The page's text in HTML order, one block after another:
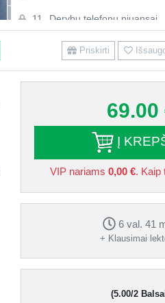
11. Derybų telefonu niuansai
Telefoninių pokalbių
13. Reikėtų vengti
15. Derybų dimensijos ir
Derybų vedimas
Derybų vedimo stadijos
18. „Beždžionėlių metodas”
„Didesnis pyragas”
20. Asmeninės derybininkų
Priskirti
69.00
Į
VIP nariams 0,00 €. Kaip
6 val. 41
+ Klausimai
(5.00/2